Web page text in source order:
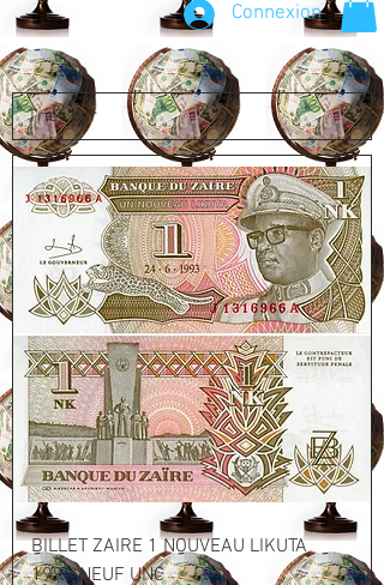
Connexion
BILLET ZAIRE 1 NOUVEAU LIKUTA
1993 NEUF UNC